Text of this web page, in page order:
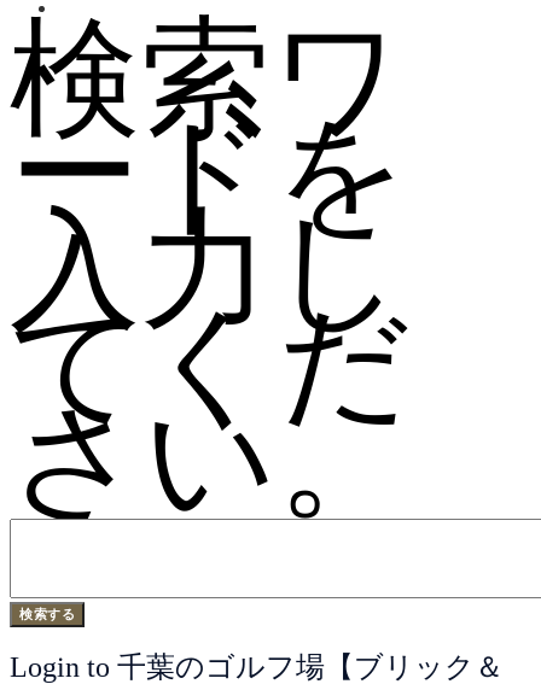
検索ワ
ードを
入力し
てくだ
さい。
Login to 千葉のゴルフ場【ブリック＆